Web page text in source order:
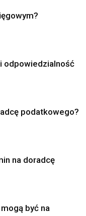
odpowiedzialność
podatkowego?
na doradcę
być na